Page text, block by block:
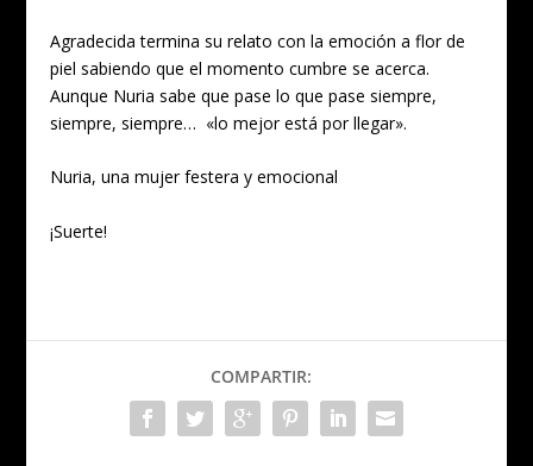
Agradecida termina su relato con la emoción a flor de
piel sabiendo que el momento cumbre se acerca.
Aunque Nuria sabe que pase lo que pase siempre,
siempre, siempre… «lo mejor está por llegar».
Nuria, una mujer festera y emocional
¡Suerte!
COMPARTIR: